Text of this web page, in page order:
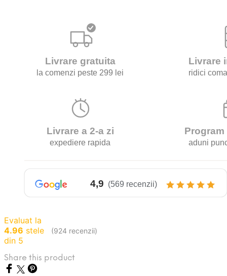
Evaluat la
4.96 stele
din 5
(924 recenzii)
Share this product